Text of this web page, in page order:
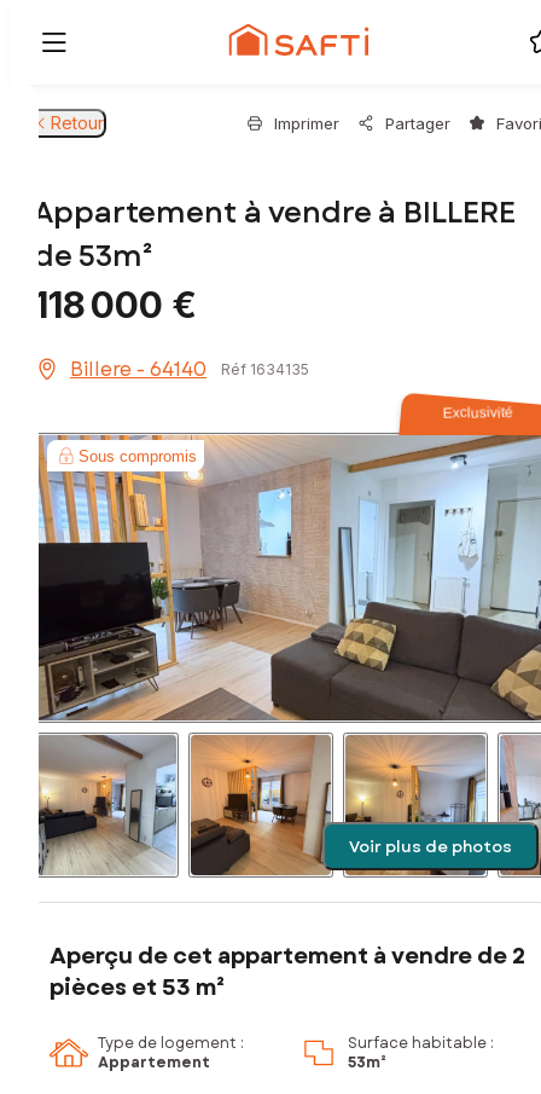
Retour Imprimer Partager
Appartement à vendre à BILLERE
de 53m²
118 000 €
Billere - 64140 Réf 1634135
Exclusivité
Sous compromis
Voir plus de photos
Aperçu de cet appartement à vendre de 2
pièces et 53 m²
Type de logement :
Appartement
Surface habitable :
53m²